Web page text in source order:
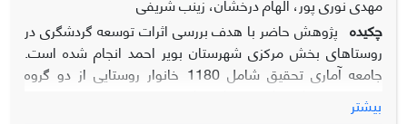
چکیده پژوهش حاضر با هدف بررسی اثرات توسعه گردشگری در
روستاهای بخش مرکزی شهرستان بویر احمد انجام شده است.
جامعه آماری تحقیق شامل 1180 خانوار روستایی از دو گروه
روستاهای غیرگردشگرپذیر و گردشگرپذیر بوده است که با توجه به
بیشتر